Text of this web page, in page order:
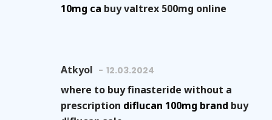
10mg ca buy valtrex 500mg online
Atkyol 12.03.2024
where to buy finasteride without a
prescription diflucan 100mg brand buy